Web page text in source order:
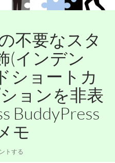
不要なスタ
(インデン
ショートカ
ョンを非表
BuddyPress
モ
トする